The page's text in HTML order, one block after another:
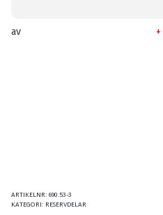
av
ARTIKELNR: 690.53-3
KATEGORI: RESERVDELAR